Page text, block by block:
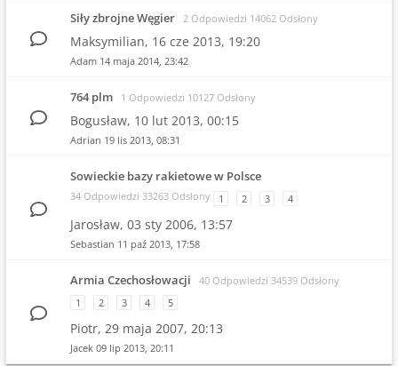
Siły zbrojne Węgier 2 Odpowiedzi 14062 Odsłony
Maksymilian, 16 cze 2013, 19:20
Adam 14 maja 2014, 23:42
764 plm 1 Odpowiedzi 10127 Odsłony
Bogusław, 10 lut 2013, 00:15
Adrian 19 lis 2013, 08:31
Sowieckie bazy rakietowe w Polsce
34 Odpowiedzi 33263 Odsłony 1 2 3 4
Jarosław, 03 sty 2006, 13:57
Sebastian 11 paź 2013, 17:58
Armia Czechosłowacji
40 Odpowiedzi 34539 Odsłony
1
2 3 4 5
Piotr, 29 maja 2007, 20:13
Jacek 09 lip 2013, 20:11